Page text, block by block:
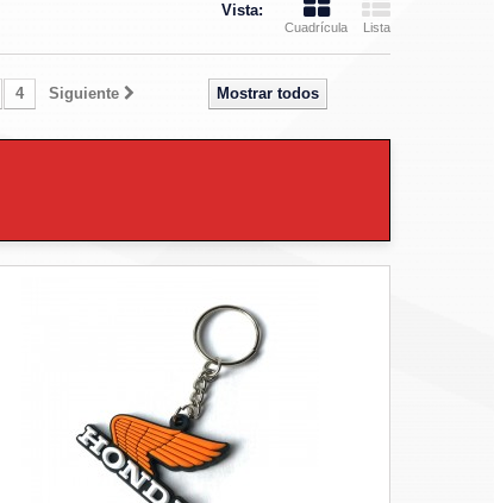
Vista:
Cuadrícula Lista
Mostrar todos
4 Siguiente